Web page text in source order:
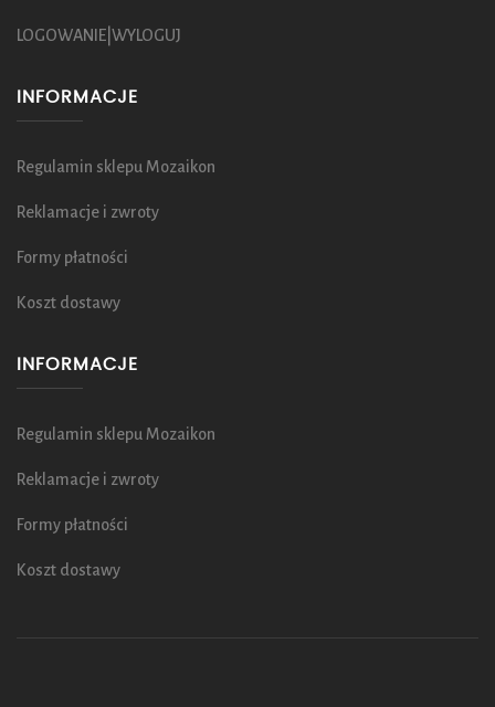
LOGOWANIE|WYLOGUJ
INFORMACJE
Regulamin sklepu Mozaikon
Reklamacje i zwroty
Formy płatności
Koszt dostawy
INFORMACJE
Regulamin sklepu Mozaikon
Reklamacje i zwroty
Formy płatności
Koszt dostawy